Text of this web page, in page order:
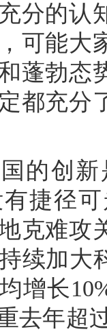
分的认
可能大
蓬勃态
都充分
的创
捷径
克难攻
续加大
增长
去年超